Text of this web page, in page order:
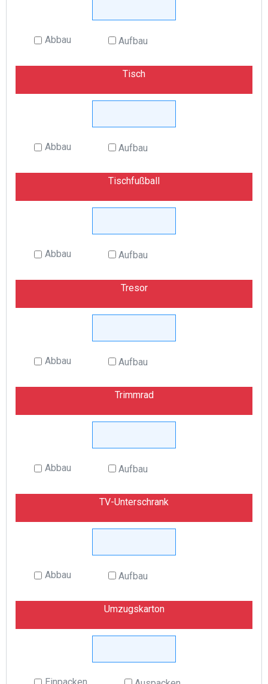
Abbau Aufbau
Tisch
Abbau Aufbau
Tischfußball
Abbau Aufbau
Tresor
Abbau Aufbau
Trimmrad
Abbau Aufbau
TV-Unterschrank
Abbau Aufbau
Umzugskarton